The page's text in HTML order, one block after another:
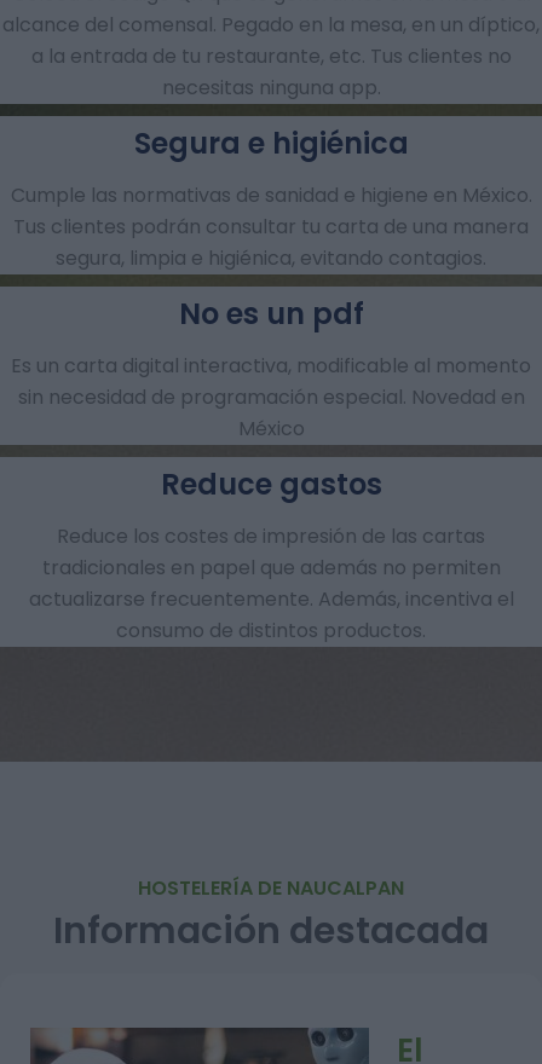
alcance del comensal. Pegado en la mesa, en un díptico,
a la entrada de tu restaurante, etc. Tus clientes no
necesitas ninguna app.
Cumple las normativas de sanidad e higiene en México.
Tus clientes podrán consultar tu carta de una manera
segura, limpia e higiénica, evitando contagios.
Segura e higiénica
Es un carta digital interactiva, modificable al momento
sin necesidad de programación especial. Novedad en
México
No es un pdf
Reduce los costes de impresión de las cartas
tradicionales en papel que además no permiten
actualizarse frecuentemente. Además, incentiva el
consumo de distintos productos.
Reduce gastos
HOSTELERÍA DE NAUCALPAN
Información destacada
El